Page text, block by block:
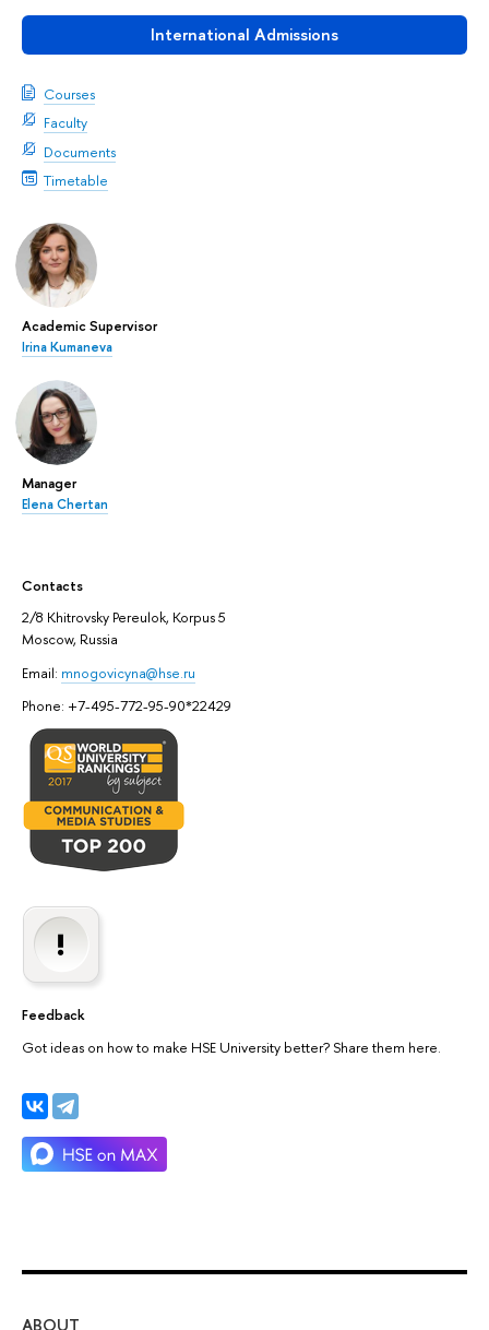
International Admissions
Courses
Faculty
Documents
Timetable
Academic Supervisor
Irina Kumaneva
Manager
Elena Chertan
Contacts
2/8 Khitrovsky Pereulok, Korpus 5
Moscow, Russia
Email: mnogovicyna@hse.ru
Phone: +7-495-772-95-90*22429
Feedback
Got ideas on how to make HSE University better? Share them here.
ABOUT